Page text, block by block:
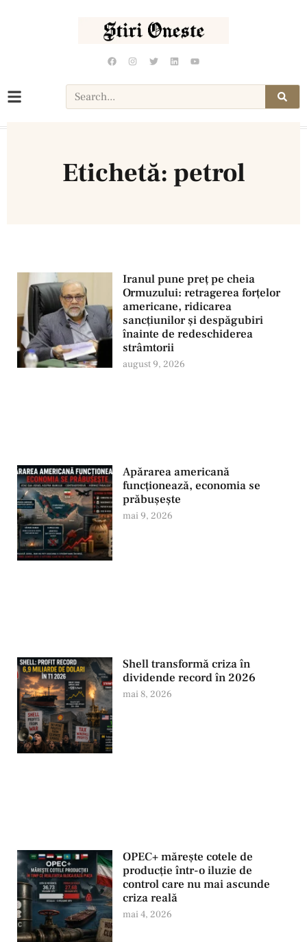
Etichetă: petrol
Iranul pune preț pe cheia
Ormuzului: retragerea forţelor
americane, ridicarea
sancțiunilor și despăgubiri
înainte de redeschiderea
strâmtorii
august 9, 2026
Apărarea americană
funcționează, economia se
prăbușește
mai 9, 2026
Shell transformă criza în
dividende record în 2026
mai 8, 2026
OPEC+ mărește cotele de
producție într-o iluzie de
control care nu mai ascunde
criza reală
mai 4, 2026